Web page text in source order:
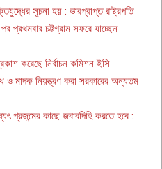
সূচনা হয় : ভারপ্রাপ্ত রাষ্ট্রপতি
প্রথমবার চট্টগ্রাম সফরে যাচ্ছেন
করেছে নির্বাচন কমিশন ইসি
ও মাদক নিয়ন্ত্রণ করা সরকারের অন্যতম
প্রজন্মের কাছে জবাবদিহি করতে হবে :